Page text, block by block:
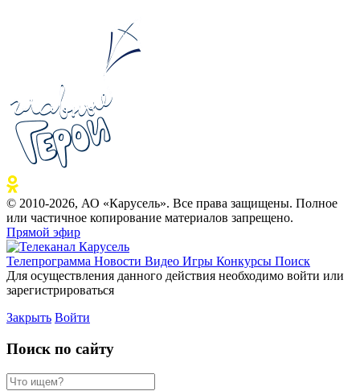
© 2010-2026, АО «Карусель». Все права защищены. Полное
или частичное копирование материалов запрещено.
Прямой эфир
Телепрограмма Новости Видео Игры Конкурсы Поиск
Для осуществления данного действия необходимо войти или
зарегистрироваться
Закрыть Войти
Поиск по сайту